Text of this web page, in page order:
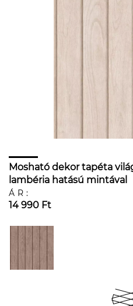
Mosható dekor tapéta
lambéria hatású mintával
ÁR:
14 990 Ft